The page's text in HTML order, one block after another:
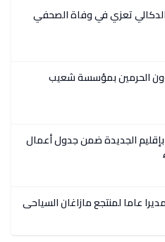
تعزي في وفاة الصحفي
الحرمين بمؤسسة شعيب
بإقليم الجديدة ضمن جدول أعمال
عاما لمنتجع مازاغان السياحي